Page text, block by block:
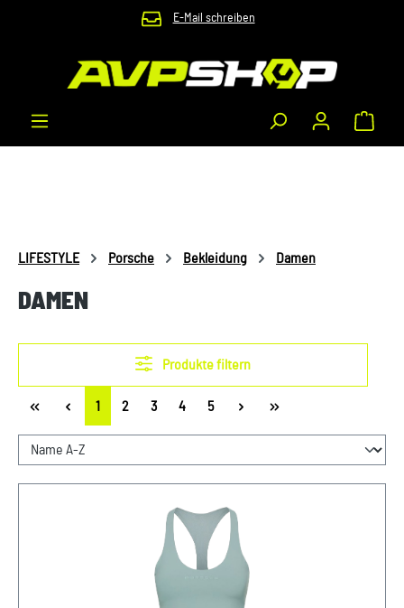
Zum Hauptinhalt springen E-Mail schreiben
LIFESTYLE Porsche Bekleidung Damen
DAMEN
Produkte filtern
Seite
1 Seite
2 Seite
3 Seite
4 Seite
5